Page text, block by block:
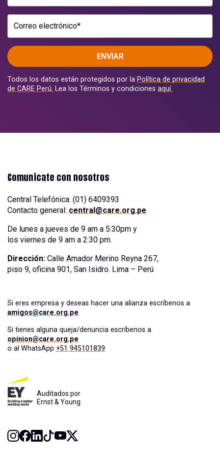
Correo electrónico*
ENVIAR
Todos los datos están protegidos por la Política de privacidad
de CARE Perú.
Lea los Términos y condiciones aquí.
Comunícate con nosotros
Central Telefónica: (01) 6409393
Contacto general: central@care.org.pe
De lunes a jueves de 9 am a 5:30pm y
los viernes de 9 am a 2:30 pm.
Dirección: Calle Amador Merino Reyna 267,
piso 9, oficina 901, San Isidro. Lima – Perú
Si eres empresa y deseas hacer una alianza escríbenos a
amigos@care.org.pe
Si tienes alguna queja/denuncia escríbenos a
opinion@care.org.pe
o al WhatsApp +51 945101839
Auditados por
Ernst & Young